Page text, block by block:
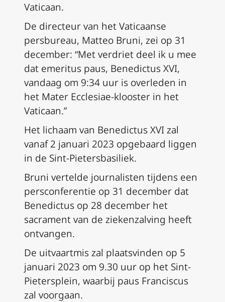
Vaticaan.
De directeur van het Vaticaanse
persbureau, Matteo Bruni, zei op 31
december: “Met verdriet deel ik u mee
dat emeritus paus, Benedictus XVI,
vandaag om 9:34 uur is overleden in
het Mater Ecclesiae-klooster in het
Vaticaan.”
Het lichaam van Benedictus XVI zal
vanaf 2 januari 2023 opgebaard liggen
in de Sint-Pietersbasiliek.
Bruni vertelde journalisten tijdens een
persconferentie op 31 december dat
Benedictus op 28 december het
sacrament van de ziekenzalving heeft
ontvangen.
De uitvaartmis zal plaatsvinden op 5
januari 2023 om 9.30 uur op het Sint-
Pietersplein, waarbij paus Franciscus
zal voorgaan.